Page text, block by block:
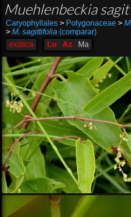
Muehlenbeckia
Caryophyllales >Polygonaceae >
> M. sagittifolia (comparar)
exótica
Lu Az Ma